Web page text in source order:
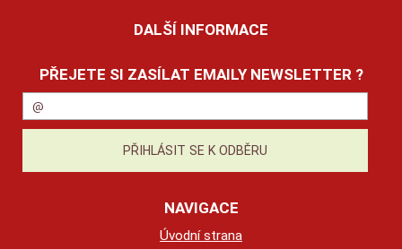
DALŠÍ INFORMACE
PŘEJETE SI ZASÍLAT EMAILY NEWSLETTER ?
NAVIGACE
Úvodní strana